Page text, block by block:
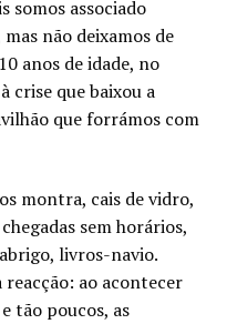
somos associado
não deixamos de
anos de idade, no
crise que baixou a
que forrámos com
montra, cais de vidro,
sem horários,
livros-navio.
reacção: ao acontecer
tão poucos, as